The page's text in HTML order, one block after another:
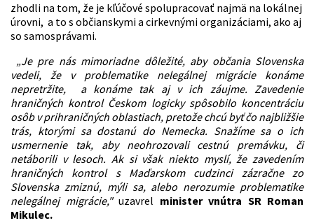
zhodli na tom, že je kľúčové spolupracovať najmä na lokálnej
úrovni, a to s občianskymi a cirkevnými organizáciami, ako aj
so samosprávami.
„Je pre nás mimoriadne dôležité, aby občania Slovenska
vedeli, že v problematike nelegálnej migrácie konáme
nepretržite, a konáme tak aj v ich záujme. Zavedenie
hraničných kontrol Českom logicky spôsobilo koncentráciu
osôb v prihraničných oblastiach, pretože chcú byť čo najbližšie
trás, ktorými sa dostanú do Nemecka. Snažíme sa o ich
usmernenie tak, aby neohrozovali cestnú premávku, či
netáborili v lesoch. Ak si však niekto myslí, že zavedením
hraničných kontrol s Maďarskom cudzinci zázračne zo
Slovenska zmiznú, mýli sa, alebo nerozumie problematike
nelegálnej migrácie," uzavrel minister vnútra SR Roman
Mikulec.